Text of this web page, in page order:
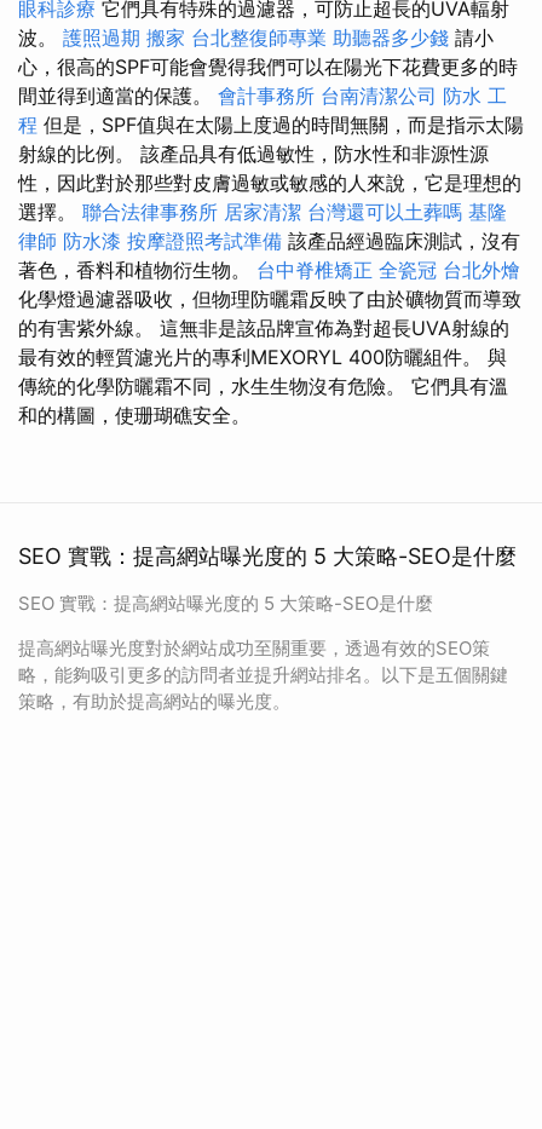
眼科診療 它們具有特殊的過濾器，可防止超長的UVA輻射
波。 護照過期 搬家 台北整復師專業 助聽器多少錢 請小
心，很高的SPF可能會覺得我們可以在陽光下花費更多的時
間並得到適當的保護。 會計事務所 台南清潔公司 防水 工
程 但是，SPF值與在太陽上度過的時間無關，而是指示太陽
射線的比例。 該產品具有低過敏性，防水性和非源性源
性，因此對於那些對皮膚過敏或敏感的人來說，它是理想的
選擇。 聯合法律事務所 居家清潔 台灣還可以土葬嗎 基隆
律師 防水漆 按摩證照考試準備 該產品經過臨床測試，沒有
著色，香料和植物衍生物。 台中脊椎矯正 全瓷冠 台北外燴
化學燈過濾器吸收，但物理防曬霜反映了由於礦物質而導致
的有害紫外線。 這無非是該品牌宣佈為對超長UVA射線的
最有效的輕質濾光片的專利MEXORYL 400防曬組件。 與
傳統的化學防曬霜不同，水生生物沒有危險。 它們具有溫
和的構圖，使珊瑚礁安全。
SEO 實戰：提高網站曝光度的 5 大策略-SEO是什麼
SEO 實戰：提高網站曝光度的 5 大策略-SEO是什麼
提高網站曝光度對於網站成功至關重要，透過有效的SEO策
略，能夠吸引更多的訪問者並提升網站排名。以下是五個關鍵
策略，有助於提高網站的曝光度。